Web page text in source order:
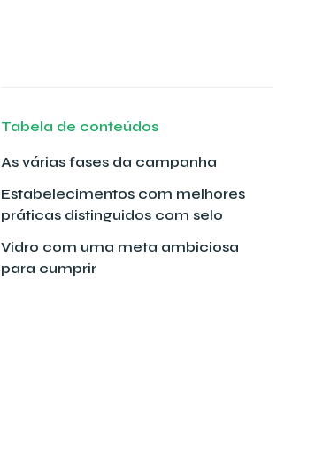
Tabela de conteúdos
As várias fases da campanha
Estabelecimentos com melhores
práticas distinguidos com selo
Vidro com uma meta ambiciosa
para cumprir